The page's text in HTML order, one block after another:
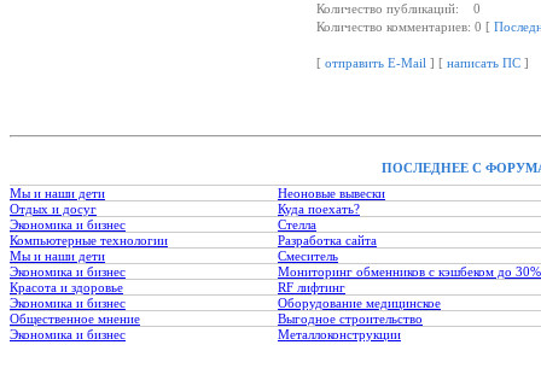
Количество публикаций: 0
Количество комментариев: 0 [
[отправить E-Mail ] [написать ПС ]
ПОСЛЕДНЕЕ С
Мы и наши дети
Неоновые вывески
Отдых и досуг
Куда поехать?
Экономика и бизнес
Стелла
Компьютерные технологии
Разработка сайта
Мы и наши дети
Смеситель
Экономика и бизнес
Мониторинг обменников с кэшбеком до 30%
Красота и здоровье
RF лифтинг
Экономика и бизнес
Оборудование медицинское
Общественное мнение
Выгодное строительство
Экономика и бизнес
Металлоконструкции